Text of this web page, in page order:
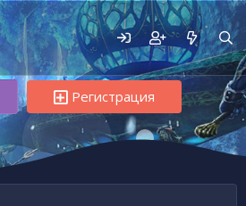
Регистрация